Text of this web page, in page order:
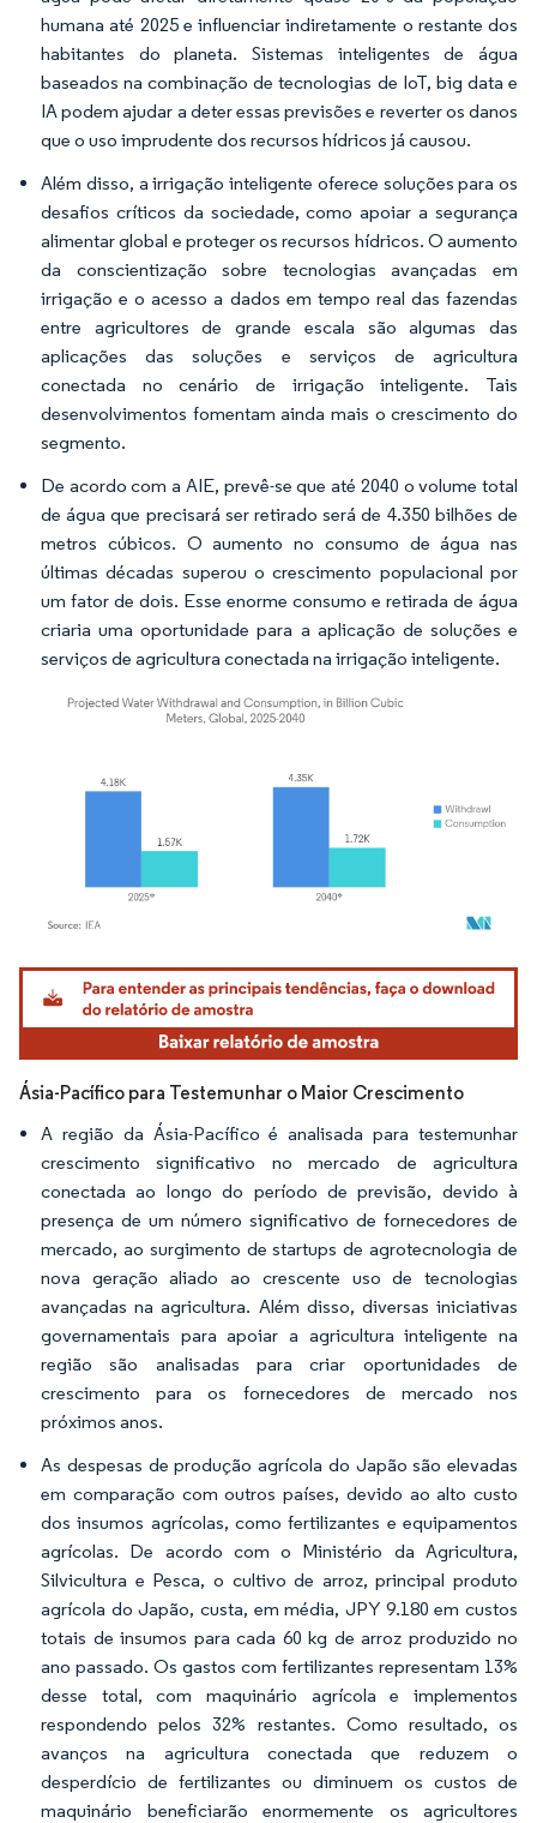
humana até 2025 e influenciar indiretamente o restante dos
habitantes do planeta. Sistemas inteligentes de água
baseados na combinação de tecnologias de IoT, big data e
IA podem ajudar a deter essas previsões e reverter os danos
que o uso imprudente dos recursos hídricos já causou.
Além disso, a irrigação inteligente oferece soluções para os
desafios críticos da sociedade, como apoiar a segurança
alimentar global e proteger os recursos hídricos. O aumento
da conscientização sobre tecnologias avançadas em
irrigação e o acesso a dados em tempo real das fazendas
entre agricultores de grande escala são algumas das
aplicações das soluções e serviços de agricultura
conectada no cenário de irrigação inteligente. Tais
desenvolvimentos fomentam ainda mais o crescimento do
segmento.
De acordo com a AIE, prevê-se que até 2040 o volume total
de água que precisará ser retirado será de 4.350 bilhões de
metros cúbicos. O aumento no consumo de água nas
últimas décadas superou o crescimento populacional por
um fator de dois. Esse enorme consumo e retirada de água
criaria uma oportunidade para a aplicação de soluções e
serviços de agricultura conectada na irrigação inteligente.
Imagem © Mordor Intelligence. O reuso requer atribuição conforme CC BY 4.0.
Ásia-Pacífico para Testemunhar o Maior Crescimento
A região da Ásia-Pacífico é analisada para testemunhar
crescimento significativo no mercado de agricultura
conectada ao longo do período de previsão, devido à
presença de um número significativo de fornecedores de
mercado, ao surgimento de startups de agrotecnologia de
nova geração aliado ao crescente uso de tecnologias
avançadas na agricultura. Além disso, diversas iniciativas
governamentais para apoiar a agricultura inteligente na
região são analisadas para criar oportunidades de
crescimento para os fornecedores de mercado nos
próximos anos.
As despesas de produção agrícola do Japão são elevadas
em comparação com outros países, devido ao alto custo
dos insumos agrícolas, como fertilizantes e equipamentos
agrícolas. De acordo com o Ministério da Agricultura,
Silvicultura e Pesca, o cultivo de arroz, principal produto
agrícola do Japão, custa, em média, JPY 9.180 em custos
totais de insumos para cada 60 kg de arroz produzido no
ano passado. Os gastos com fertilizantes representam 13%
desse total, com maquinário agrícola e implementos
respondendo pelos 32% restantes. Como resultado, os
avanços na agricultura conectada que reduzem o
desperdício de fertilizantes ou diminuem os custos de
maquinário beneficiarão enormemente os agricultores